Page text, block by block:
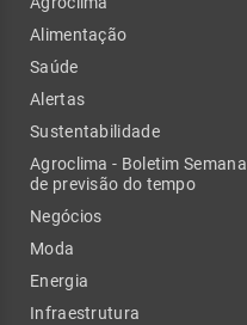
Alimentação
Saúde
Alertas
Sustentabilidade
Agroclima - Boletim Semanal
de previsão do tempo
Negócios
Moda
Energia
Infraestrutura